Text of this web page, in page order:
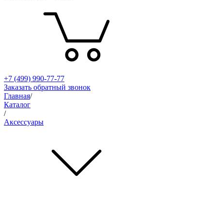
+7 (499) 990-77-77
Заказать обратный звонок
Главная/
Каталог
/
Аксессуары